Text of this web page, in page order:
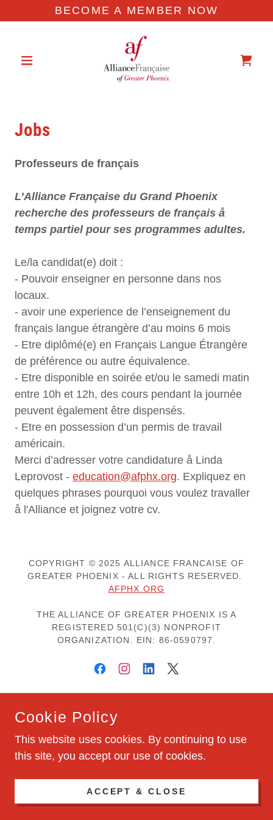
BECOME A MEMBER NOW
Jobs
Professeurs de français
L’Alliance Française du Grand Phoenix
recherche des professeurs de français å
temps partiel pour ses programmes adultes.
Le/la candidat(e) doit :
- Pouvoir enseigner en personne dans nos
locaux.
- avoir une experience de l’enseignement du
français langue étrangère d’au moins 6 mois
- Etre diplômé(e) en Français Langue Étrangère
de préférence ou autre équivalence.
- Etre disponible en soirée et/ou le samedi matin
entre 10h et 12h, des cours pendant la journée
peuvent également être dispensés.
- Etre en possession d’un permis de travail
américain.
Merci d’adresser votre candidature å Linda
Leprovost - education@afphx.org. Expliquez en
quelques phrases pourquoi vous voulez travaller
å l'Alliance et joignez votre cv.
COPYRIGHT © 2025 ALLIANCE FRANCAISE OF
GREATER PHOENIX - ALL RIGHTS RESERVED.
AFPHX.ORG
THE ALLIANCE OF GREATER PHOENIX IS A
REGISTERED 501(C)(3) NONPROFIT
ORGANIZATION. EIN: 86-0590797.
Membership
Our policies
Cookie Policy
This website uses cookies. By continuing to use
this site, you accept our use of cookies.
ACCEPT & CLOSE